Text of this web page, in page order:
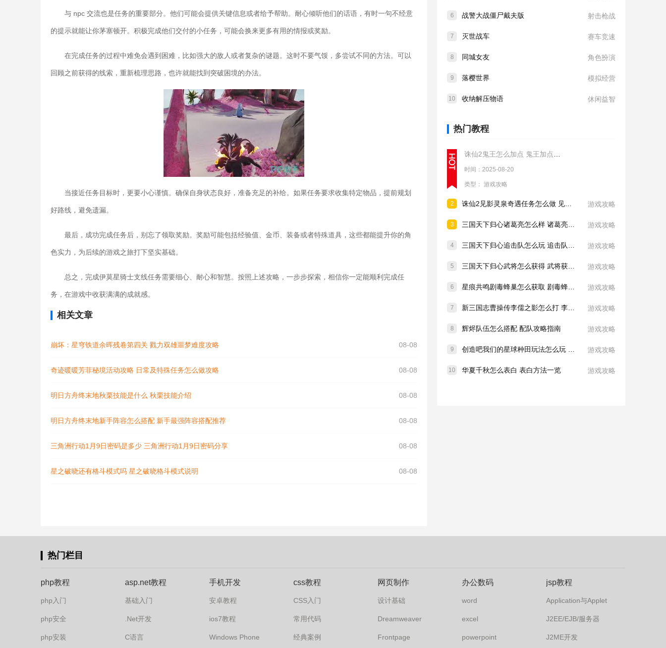
6 战警大战僵尸戴夫版 射击枪战
7 灭世战车 赛车竞速
8 同城女友 角色扮演
9 落樱世界 模拟经营
10 收纳解压物语 休闲益智
热门教程
时间：2025-08-20
类型： 游戏攻略
2 游戏攻略
3 游戏攻略
4 游戏攻略
5 游戏攻略
6 游戏攻略
7 游戏攻略
8 辉烬队伍怎么搭配 配队攻略指南 游戏攻略
9 游戏攻略
10 华夏千秋怎么表白 表白方法一览 游戏攻略
与 npc 交流也是任务的重要部分。他们可能会提供关键信息或者给予帮助。耐心倾听他们的话语，有时一句不经意
的提示就能让你茅塞顿开。积极完成他们交付的小任务，可能会换来更多有用的情报或奖励。
在完成任务的过程中难免会遇到困难，比如强大的敌人或者复杂的谜题。这时不要气馁，多尝试不同的方法。可以
回顾之前获得的线索，重新梳理思路，也许就能找到突破困境的办法。
当接近任务目标时，更要小心谨慎。确保自身状态良好，准备充足的补给。如果任务要求收集特定物品，提前规划
好路线，避免遗漏。
最后，成功完成任务后，别忘了领取奖励。奖励可能包括经验值、金币、装备或者特殊道具，这些都能提升你的角
色实力，为后续的游戏之旅打下坚实基础。
总之，完成伊莫星骑士支线任务需要细心、耐心和智慧。按照上述攻略，一步步探索，相信你一定能顺利完成任
务，在游戏中收获满满的成就感。
相关文章
崩坏：星穹铁道余晖残卷第四关 戮力双雄噩梦难度攻略 08-08
奇迹暖暖芳菲秘境活动攻略 日常及特殊任务怎么做攻略 08-08
明日方舟终末地秋栗技能是什么 秋栗技能介绍 08-08
明日方舟终末地新手阵容怎么搭配 新手最强阵容搭配推荐 08-08
三角洲行动1月9日密码是多少 三角洲行动1月9日密码分享 08-08
星之破晓还有格斗模式吗 星之破晓格斗模式说明 08-08
热门栏目
php教程
php入门
php安全
php安装
asp.net教程
基础入门
.Net开发
C语言
手机开发
安卓教程
ios7教程
Windows Phone
css教程
CSS入门
常用代码
经典案例
网页制作
设计基础
Dreamweaver
Frontpage
办公数码
word
excel
powerpoint
jsp教程
Application与Applet
J2EE/EJB/服务器
J2ME开发